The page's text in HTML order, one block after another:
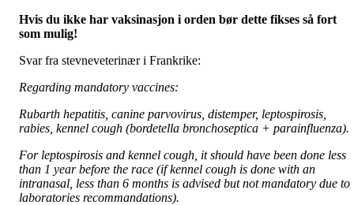
Hvis du ikke har vaksinasjon i orden bør dette fikses så fort
som mulig!
Svar fra stevneveterinær i Frankrike:
Regarding mandatory vaccines:
Rubarth hepatitis, canine parvovirus, distemper, leptospirosis,
rabies, kennel cough (bordetella bronchoseptica + parainfluenza).
For leptospirosis and kennel cough, it should have been done less
than 1 year before the race (if kennel cough is done with an
intranasal, less than 6 months is advised but not mandatory due to
laboratories recommandations).